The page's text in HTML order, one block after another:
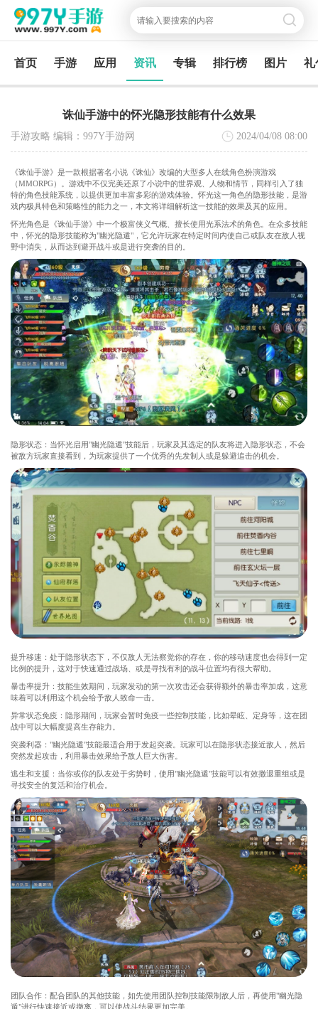
首页 手游 应用 资讯 专辑 排行榜 图片 礼
诛仙手游中的怀光隐形技能有什么效果
手游攻略 编辑：997Y手游网 2024/04/08 08:00
《诛仙手游》是一款根据著名小说《诛仙》改编的大型多人在线角色扮演游戏
（MMORPG）。游戏中不仅完美还原了小说中的世界观、人物和情节，同样引入了独
特的角色技能系统，以提供更加丰富多彩的游戏体验。怀光这一角色的隐形技能，是游
戏内极具特色和策略性的能力之一，本文将详细解析这一技能的效果及其的应用。
怀光角色是《诛仙手游》中一个极富侠义气概、擅长使用光系法术的角色。在众多技能
中，怀光的隐形技能称为"幽光隐遁"，它允许玩家在特定时间内使自己或队友在敌人视
野中消失，从而达到避开战斗或是进行突袭的目的。
隐形状态：当怀光启用"幽光隐遁"技能后，玩家及其选定的队友将进入隐形状态，不会
被敌方玩家直接看到，为玩家提供了一个优秀的先发制人或是躲避追击的机会。
提升移速：处于隐形状态下，不仅敌人无法察觉你的存在，你的移动速度也会得到一定
比例的提升，这对于快速通过战场、或是寻找有利的战斗位置均有很大帮助。
暴击率提升：技能生效期间，玩家发动的第一次攻击还会获得额外的暴击率加成，这意
味着可以利用这个机会给予敌人致命一击。
异常状态免疫：隐形期间，玩家会暂时免疫一些控制技能，比如晕眩、定身等，这在团
战中可以大幅度提高生存能力。
突袭利器："幽光隐遁"技能最适合用于发起突袭。玩家可以在隐形状态接近敌人，然后
突然发起攻击，利用暴击效果给予敌人巨大伤害。
逃生和支援：当你或你的队友处于劣势时，使用"幽光隐遁"技能可以有效撤退重组或是
寻找安全的复活和治疗机会。
团队合作：配合团队的其他技能，如先使用团队控制技能限制敌人后，再使用"幽光隐
遁"进行快速接近或撤离，可以使战斗结果更加完美。